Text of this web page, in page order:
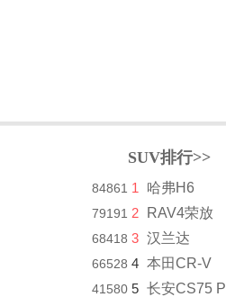
84861
79191
68418
66528
41580
SUV排行>>
1 哈弗H6
2 RAV4荣放
3 汉兰达
4 本田CR-V
5 长安CS75